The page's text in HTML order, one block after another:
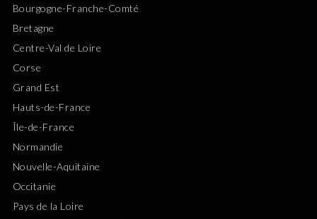
Bourgogne-Franche-Comté
Bretagne
Centre-Val de Loire
Corse
Grand Est
Hauts-de-France
Île-de-France
Normandie
Nouvelle-Aquitaine
Occitanie
Pays de la Loire